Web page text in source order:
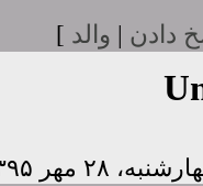
دادن | والد ]